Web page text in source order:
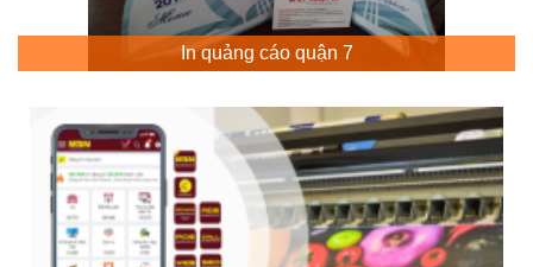
In quảng cáo quận 7